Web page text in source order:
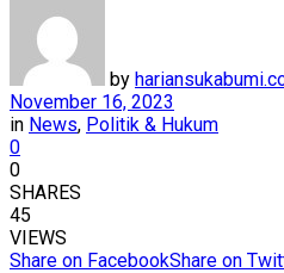
by
November 16, 2023
in News, Politik & Hukum
0
0
SHARES
45
VIEWS
Share on FacebookShare on